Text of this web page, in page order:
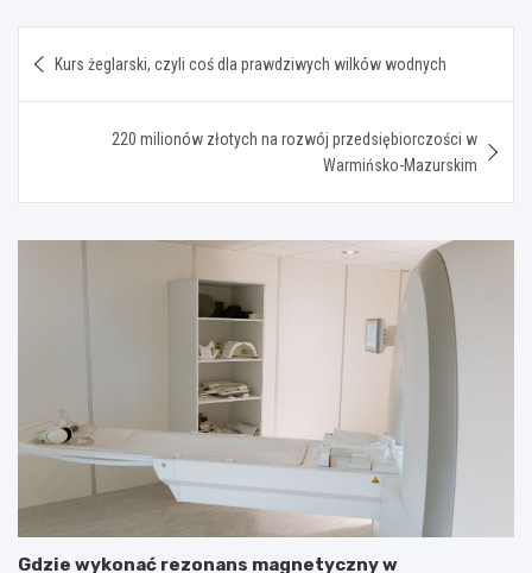
wpisu
Kurs żeglarski, czyli coś dla prawdziwych wilków wodnych
220 milionów złotych na rozwój przedsiębiorczości w
Warmińsko-Mazurskim
Gdzie wykonać rezonans magnetyczny w